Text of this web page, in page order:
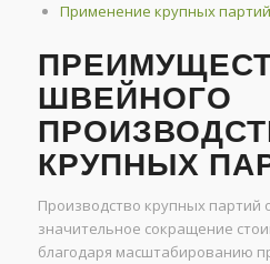
Применение крупных
ШВЕЙНОГО
КРУПНЫХ
Производство крупных партий
значительное сокращение
благодаря масштабированию